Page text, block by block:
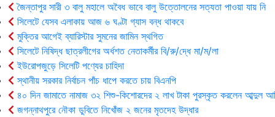
জৈন্তাপুর সারী ৩ বালু মহালে অবৈধ ভাবে বালু উত্তোলনের সত্যতা পাওয়া যায় নি
সিলেটে যেসব এলাকায় আজ ৬ ঘণ্টা গ্যাস বন্ধ থাকবে
মুক্তির আগেই ব্যারিস্টার সুমনের জামিন স্থগিত
সিলেটে নিষিদ্ধ ছাত্রলীগের অর্ধশত নেতাকর্মীর বি/রু/দ্ধে মা/ম/লা
ইউরোপজুড়ে সিলেটি পণ্যের চাহিদা
স্থানীয় সরকার নির্বাচন পাঁচ ধাপে করতে চায় বিএনপি
৪০ দিন জামাতে নামাজ ৩২ শিশু-কিশোরদের ২ লাখ টাকা পুরস্কৃত করলেন আব্দুল
জগন্নাথপুরে নৌকা ডুবিতে নিখোঁজ ২ জনের মৃতদেহ উদ্ধার